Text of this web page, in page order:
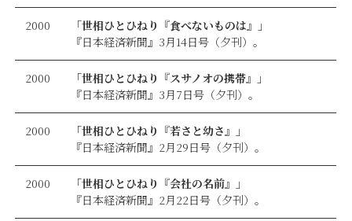
2000
「世相ひとひねり『食べないものは』」
『日本経済新聞』3月14日号（夕刊）。
2000
「世相ひとひねり『スサノオの携帯』」
『日本経済新聞』3月7日号（夕刊）。
2000
「世相ひとひねり『若さと幼さ』」
『日本経済新聞』2月29日号（夕刊）。
2000
「世相ひとひねり『会社の名前』」
『日本経済新聞』2月22日号（夕刊）。